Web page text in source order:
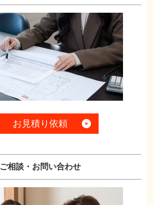
お見積り依頼
ご相談・お問い合わせ